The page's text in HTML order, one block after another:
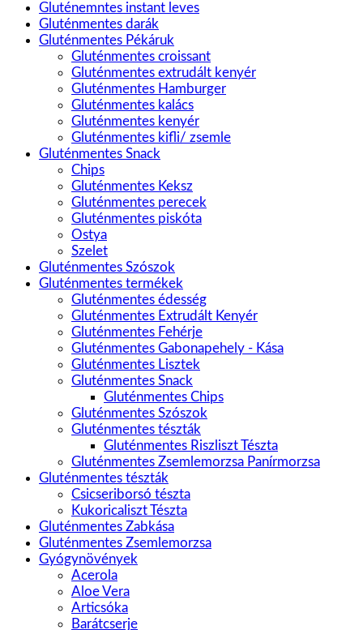
Gluténemntes instant leves
Gluténmentes darák
Gluténmentes Pékáruk
Gluténmentes croissant
Gluténmentes extrudált kenyér
Gluténmentes Hamburger
Gluténmentes kalács
Gluténmentes kenyér
Gluténmentes kifli/ zsemle
Gluténmentes Snack
Chips
Gluténmentes Keksz
Gluténmentes perecek
Gluténmentes piskóta
Ostya
Szelet
Gluténmentes Szószok
Gluténmentes termékek
Gluténmentes édesség
Gluténmentes Extrudált Kenyér
Gluténmentes Fehérje
Gluténmentes Gabonapehely - Kása
Gluténmentes Lisztek
Gluténmentes Snack
Gluténmentes Chips
Gluténmentes Szószok
Gluténmentes tészták
Gluténmentes Riszliszt Tészta
Gluténmentes Zsemlemorzsa Panírmorzsa
Gluténmentes tészták
Csicseriborsó tészta
Kukoricaliszt Tészta
Gluténmentes Zabkása
Gluténmentes Zsemlemorzsa
Gyógynövények
Acerola
Aloe Vera
Articsóka
Barátcserje